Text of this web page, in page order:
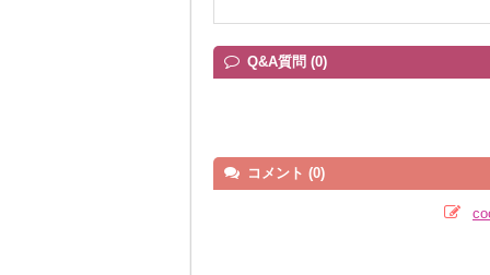
Q&A質問 (0)
コメント (0)